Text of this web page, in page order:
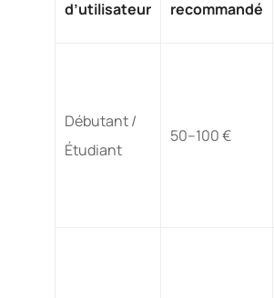
d’utilisateur
recommandé
Débutant /
Étudiant
50–100 €